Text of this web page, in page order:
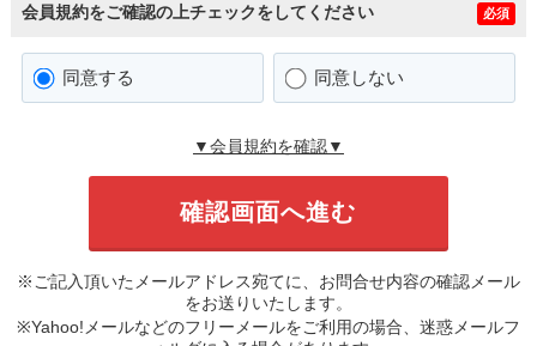
会員規約をご確認の上チェックをしてください 必須
同意する 同意しない
▼会員規約を確認▼
※ご記入頂いたメールアドレス宛てに、お問合せ内容の確認メール
をお送りいたします。
※Yahoo!メールなどのフリーメールをご利用の場合、迷惑メールフ